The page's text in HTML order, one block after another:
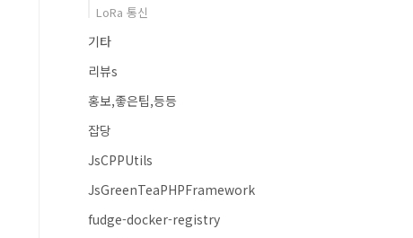
LoRa 통신
기타
리뷰s
홍보,좋은팁,등등
잡당
JsCPPUtils
JsGreenTeaPHPFramework
fudge-docker-registry